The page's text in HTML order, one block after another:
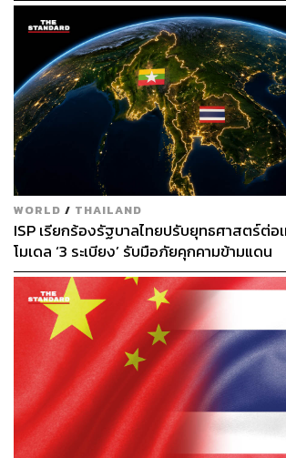
WORLD / THAILAND
ISP เรียกร้องรัฐบาลไทยปรับยุทธศาสตร์ต่อ
โมเดล ‘3 ระเบียง’ รับมือภัยคุกคามข้ามแดน